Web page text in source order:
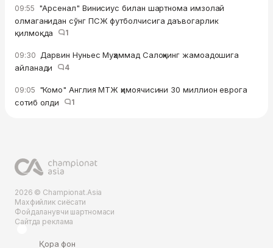
09:55 "Арсенал" Винисиус билан шартнома имзолай
олмаганидан сўнг ПСЖ футболчисига даъвогарлик
қилмоқда
1
09:30
Дарвин Нуньес Муҳаммад Салоҳнинг жамоадошига
айланади
4
09:05 "Комо" Англия МТЖ ҳимоячисини 30 миллион еврога
сотиб oлди
1
2026 © Championat.Asia
Махфийлик сиёсати
Фойдаланувчи шартномаси
Сайтда реклама
Қора фон